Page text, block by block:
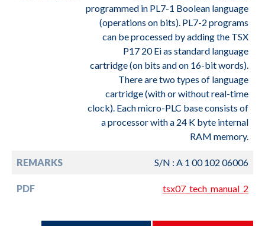
programmed in PL7-1 Boolean language
(operations on bits). PL7-2 programs
can be processed by adding the TSX
P17 20 Ei as standard language
cartridge (on bits and on 16-bit words).
There are two types of language
cartridge (with or without real-time
clock). Each micro-PLC base consists of
a processor with a 24 K byte internal
RAM memory.
REMARKS S/N : A 1 00 102 06006
PDF tsx07_tech_manual_2